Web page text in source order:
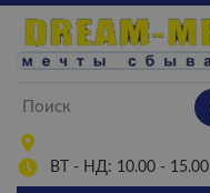
ВТ - НД: 10.00 - 15.00